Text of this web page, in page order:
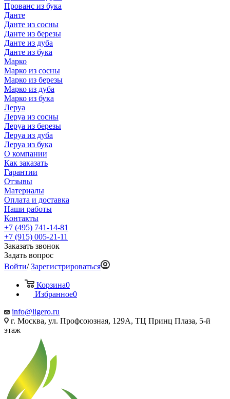
Прованс из бука
Данте
Данте из сосны
Данте из березы
Данте из дуба
Данте из бука
Марко
Марко из сосны
Марко из березы
Марко из дуба
Марко из бука
Леруа
Леруа из сосны
Леруа из березы
Леруа из дуба
Леруа из бука
О компании
Как заказать
Гарантии
Отзывы
Материалы
Оплата и доставка
Наши работы
Контакты
+7 (495) 741-14-81
+7 (915) 005-21-11
Заказать звонок
Задать вопрос
Войти/Зарегистрироваться
Корзина0
Избранное0
info@ligero.ru
г. Москва, ул. Профсоюзная, 129А, ТЦ Принц Плаза, 5-й
этаж